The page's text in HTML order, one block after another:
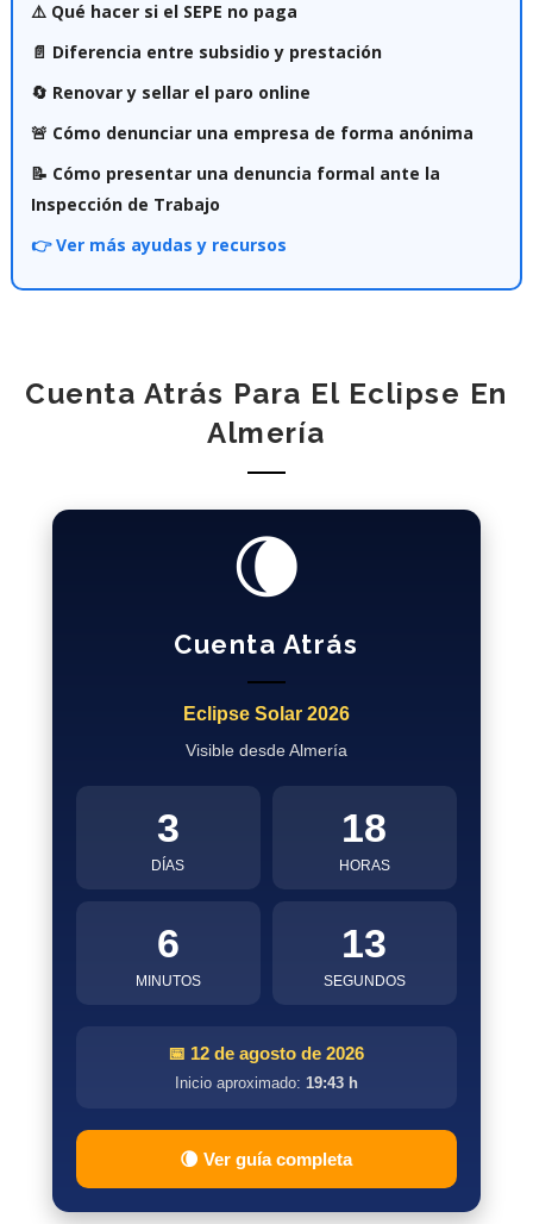
⚠️ Qué hacer si el SEPE no paga
📄 Diferencia entre subsidio y prestación
🔄 Renovar y sellar el paro online
🚨 Cómo denunciar una empresa de forma anónima
📝 Cómo presentar una denuncia formal ante la
Inspección de Trabajo
👉 Ver más ayudas y recursos
Cuenta Atrás Para El Eclipse En
Almería
🌘
Cuenta Atrás
Eclipse Solar 2026
Visible desde Almería
3
DÍAS
18
HORAS
6
MINUTOS
12
SEGUNDOS
📅 12 de agosto de 2026
Inicio aproximado: 19:43 h
🌘 Ver guía completa